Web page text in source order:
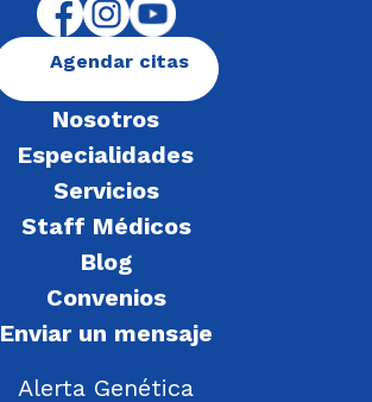
Nosotros
Especialidades
Servicios
Staff Médicos
Blog
Convenios
Enviar un mensaje
Alerta Genética
Agendar citas